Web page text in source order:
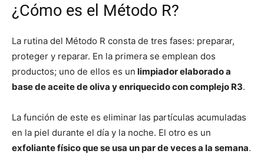
¿Cómo es el Método R?
La rutina del Método R consta de tres fases: preparar,
proteger y reparar. En la primera se emplean dos
productos; uno de ellos es un limpiador elaborado a
base de aceite de oliva y enriquecido con complejo R3.
La función de este es eliminar las partículas acumuladas
en la piel durante el día y la noche. El otro es un
exfoliante físico que se usa un par de veces a la semana.